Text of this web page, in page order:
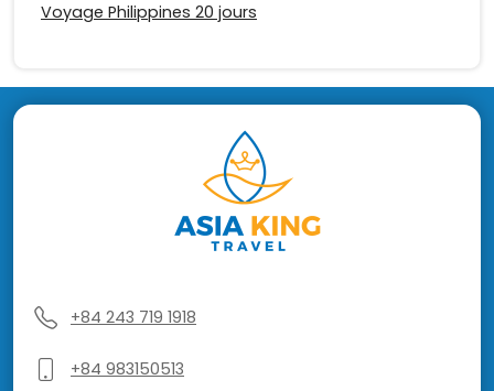
Voyage Philippines 20 jours
+84 243 719 1918
+84 983150513